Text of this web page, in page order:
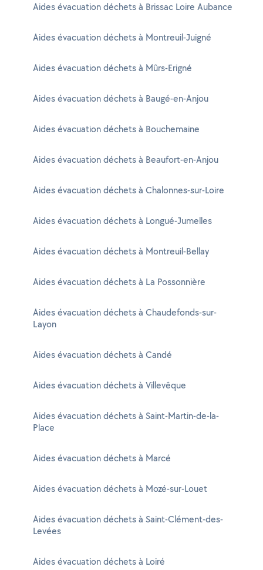
Aides évacuation déchets à Brissac Loire Aubance
Aides évacuation déchets à Montreuil-Juigné
Aides évacuation déchets à Mûrs-Erigné
Aides évacuation déchets à Baugé-en-Anjou
Aides évacuation déchets à Bouchemaine
Aides évacuation déchets à Beaufort-en-Anjou
Aides évacuation déchets à Chalonnes-sur-Loire
Aides évacuation déchets à Longué-Jumelles
Aides évacuation déchets à Montreuil-Bellay
Aides évacuation déchets à La Possonnière
Aides évacuation déchets à Chaudefonds-sur-
Layon
Aides évacuation déchets à Candé
Aides évacuation déchets à Villevêque
Aides évacuation déchets à Saint-Martin-de-la-
Place
Aides évacuation déchets à Marcé
Aides évacuation déchets à Mozé-sur-Louet
Aides évacuation déchets à Saint-Clément-des-
Levées
Aides évacuation déchets à Loiré